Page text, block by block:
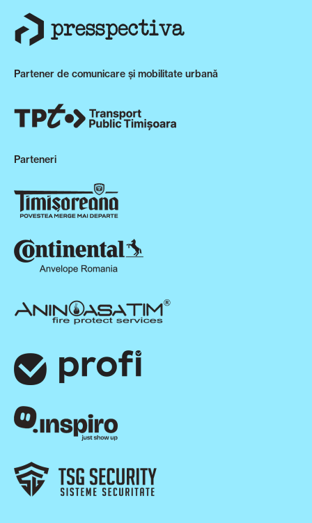
Partener de comunicare și mobilitate urbană
Parteneri